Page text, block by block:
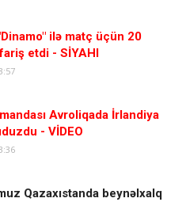
ilə matç üçün 20
etdi - SİYAHI
Avroliqada İrlandiya
- VİDEO
Qazaxıstanda beynəlxalq